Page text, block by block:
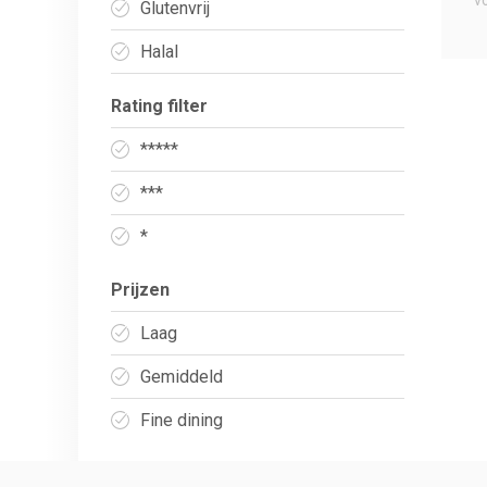
Glutenvrij
Halal
Rating filter
*****
***
*
Prijzen
Laag
Gemiddeld
Fine dining